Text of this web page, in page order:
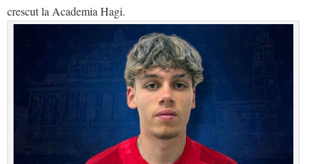
crescut la Academia Hagi.